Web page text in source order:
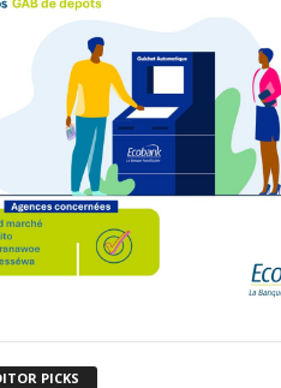
PICKS